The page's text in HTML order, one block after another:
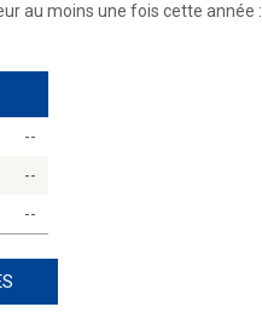
au moins une fois cette année :
--
--
--